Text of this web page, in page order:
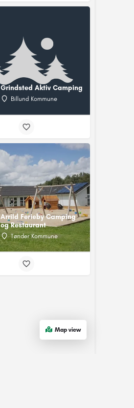
Grindsted Aktiv Camping
Billund Kommune
Arrild Ferieby Camping
og Restaurant
Tønder Kommune
Map view